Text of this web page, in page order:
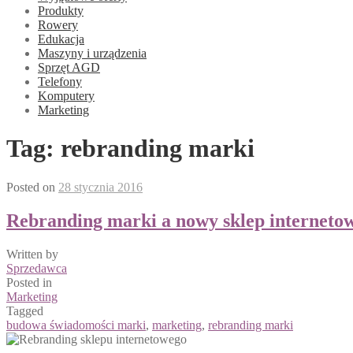
Produkty
Rowery
Edukacja
Maszyny i urządzenia
Sprzęt AGD
Telefony
Komputery
Marketing
Tag: rebranding marki
Posted on 28 stycznia 2016
Rebranding marki a nowy sklep
Written by
Sprzedawca
Posted in
Marketing
Tagged
budowa świadomości marki, marketing, rebranding marki